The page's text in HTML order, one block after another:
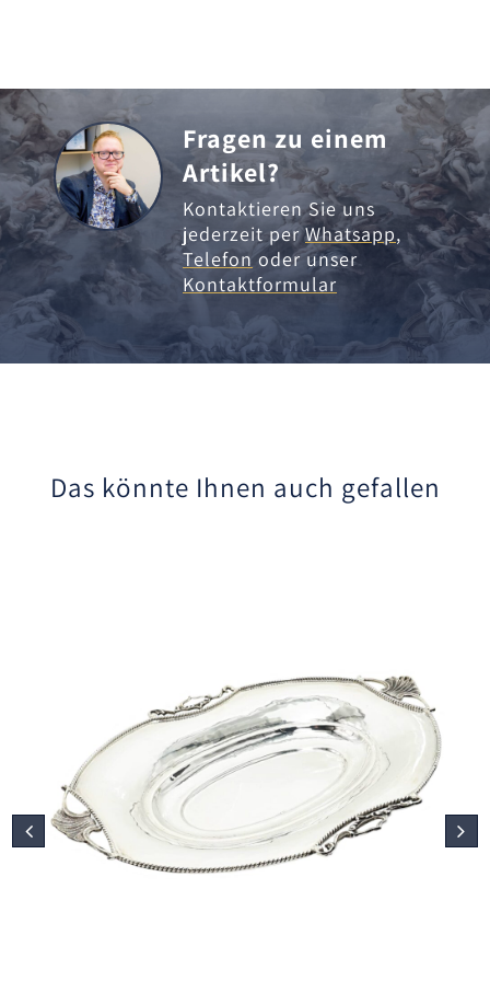
Fragen zu einem
Artikel?
Kontaktieren Sie uns
jederzeit perWhatsapp,
Telefonoder unser
Kontaktformular
Das könnte Ihnen auch gefallen